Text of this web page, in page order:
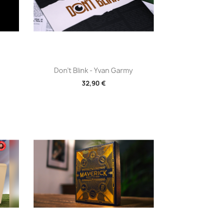
Aperçu rapide
Don't Blink - Yvan Garmy
32,90 €